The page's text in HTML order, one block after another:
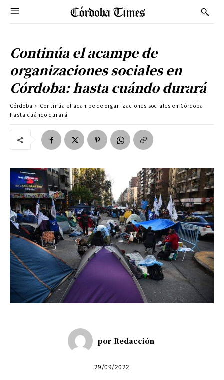
Continúa el acampe de
organizaciones sociales en
Córdoba: hasta cuándo durará
Córdoba
Continúa el acampe de organizaciones sociales en Córdoba:
hasta cuándo durará
por Redacción
29/09/2022